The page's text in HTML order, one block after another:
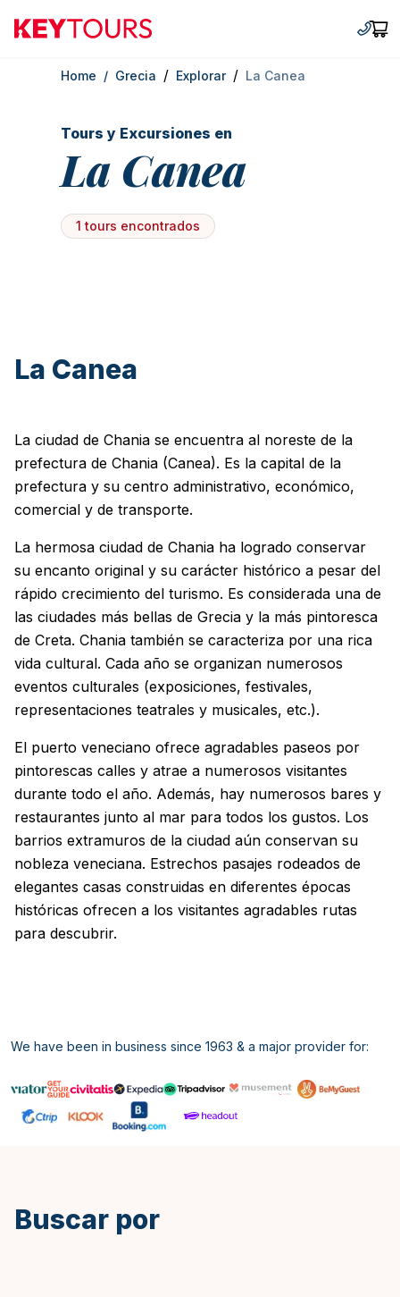
Keytours +30
Home / Grecia / Explorar / La Canea
Tours y Excursiones en
La Canea
1 tours encontrados
La Canea
La ciudad de Chania se encuentra al noreste de la
prefectura de Chania (Canea). Es la capital de la
prefectura y su centro administrativo, económico,
comercial y de transporte.
La hermosa ciudad de Chania ha logrado conservar
su encanto original y su carácter histórico a pesar del
rápido crecimiento del turismo. Es considerada una de
las ciudades más bellas de Grecia y la más pintoresca
de Creta. Chania también se caracteriza por una rica
vida cultural. Cada año se organizan numerosos
eventos culturales (exposiciones, festivales,
representaciones teatrales y musicales, etc.).
El puerto veneciano ofrece agradables paseos por
pintorescas calles y atrae a numerosos visitantes
durante todo el año. Además, hay numerosos bares y
restaurantes junto al mar para todos los gustos. Los
barrios extramuros de la ciudad aún conservan su
nobleza veneciana. Estrechos pasajes rodeados de
elegantes casas construidas en diferentes épocas
históricas ofrecen a los visitantes agradables rutas
para descubrir.
We have been in business since 1963 & a major provider for:
Buscar por